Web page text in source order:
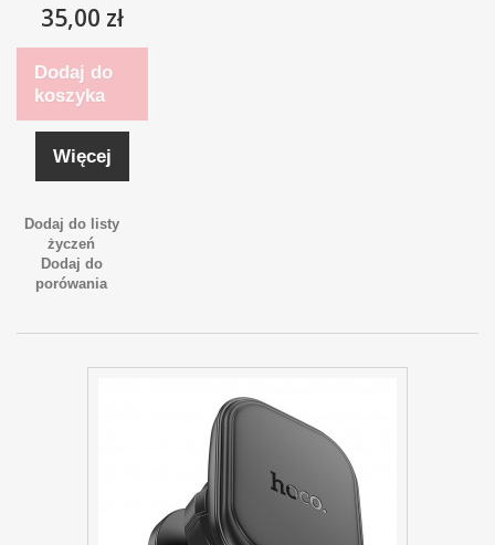
35,00 zł
Dodaj do
koszyka
Więcej
Dodaj do listy
życzeń
Dodaj do
porówania